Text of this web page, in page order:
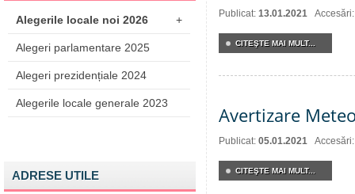
Alegerile locale noi 2026 +
Alegeri parlamentare 2025
Alegeri prezidențiale 2024
Alegerile locale generale 2023
ADRESE UTILE
Publicat: 13.01.2021
CITEŞTE MAI MULT...
Avertizare
Publicat: 05.01.2021
CITEŞTE MAI MULT...